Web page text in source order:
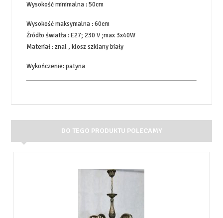
Wysokość minimalna : 50cm
Wysokość maksymalna : 60cm
Źródło światła : E27; 230 V ;max 3x40W
Materiał : znal , klosz szklany biały
Wykończenie: patyna
DO TEGO PRODUKTU POLECAMY